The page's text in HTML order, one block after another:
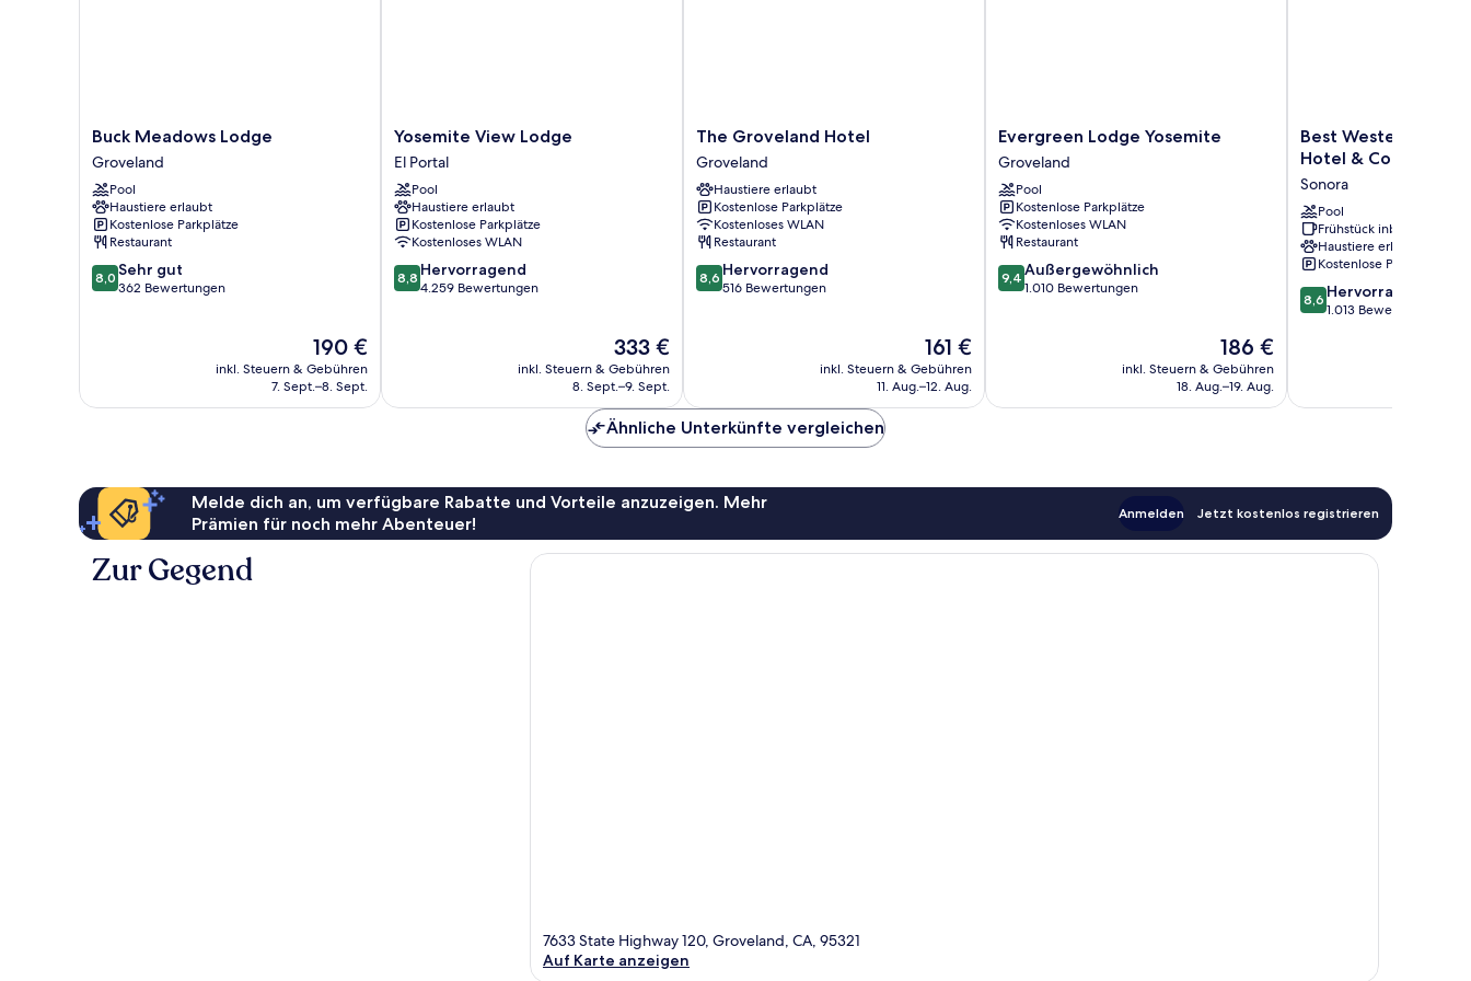
Buck
Meadows
Lodge
Groveland
Buck Meadows Lodge
Groveland
Pool
Haustiere erlaubt
Kostenlose Parkplätze
Restaurant
8.0
von
8,0 Sehr gut
362 Bewertungen
Der
Preis
beträgt
190 €
inkl. Steuern & Gebühren
7. Sept.–8. Sept.
Yosemite
View
Lodge
El
Portal
Yosemite View Lodge
El Portal
Pool
Haustiere erlaubt
Kostenlose Parkplätze
Kostenloses WLAN
8.8
von
8,8 Hervorragend
4.259 Bewertungen
Der
Preis
beträgt
333 €
inkl. Steuern & Gebühren
8. Sept.–9. Sept.
The
Groveland
Hotel
Groveland
The Groveland Hotel
Groveland
Haustiere erlaubt
Kostenlose Parkplätze
Kostenloses WLAN
Restaurant
8.6
von
8,6 Hervorragend
516 Bewertungen
Der
Preis
beträgt
161 €
inkl. Steuern & Gebühren
11. Aug.–12. Aug.
Evergreen
Lodge
Yosemite
Groveland
Evergreen Lodge Yosemite
Groveland
Pool
Kostenlose Parkplätze
Kostenloses WLAN
Restaurant
9.4
von
9,4 Außergewöhnlich
1.010 Bewertungen
Der
Preis
beträgt
186 €
inkl. Steuern & Gebühren
18. Aug.–19. Aug.
Best
Western
Sonora
Oaks
Hotel
&
Conference
Center
Sonora
Best Western Plus
Hotel &
Sonora
Pool
Frühstück inbegriffen
Haustiere erlaubt
Kostenlose Parkplätze
8.6
von
8,6 Hervorragend
1.013 Bewertungen
Ähnliche Unterkünfte vergleichen
Melde dich an, um verfügbare Rabatte und Vorteile anzuzeigen. Mehr
Prämien für noch mehr Abenteuer!
Anmelden Jetzt kostenlos registrieren
Zur Gegend
7633 State Highway 120, Groveland, CA, 95321
Auf Karte anzeigen